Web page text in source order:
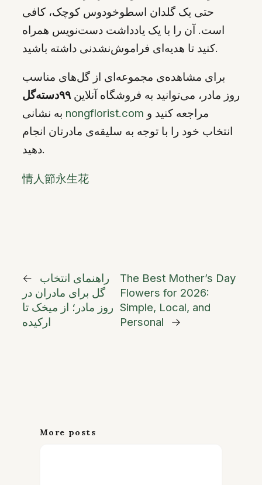
حتی یک گلدان اسطوخودوس کوچک، کافی
است. آن را با یک یادداشت دست‌نویس همراه
کنید تا هدیه‌ای فراموش‌نشدنی داشته باشید.
برای مشاهده‌ی مجموعه‌ای از گل‌های مناسب
روز مادر، می‌توانید به فروشگاه آنلاین ۹۹دسته‌گل
nongflorist.com
انتخاب خود را با توجه به سلیقه‌ی مادرتان انجام
دهید.
情人節永生花
←
راهنمای انتخاب
گل برای مادران در
روز مادر؛ از میخک تا
ارکیده
The Best Mother’s Day
Flowers for 2026:
Simple, Local, and
Personal
→
More posts